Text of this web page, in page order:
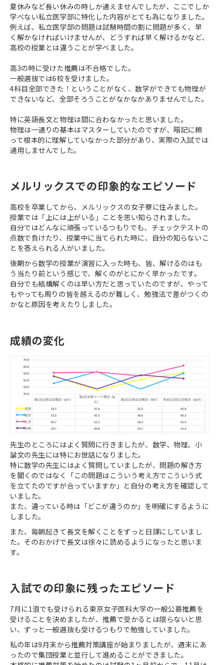
夏休みなど長い休みの時しか通えませんでしたが、ここでしか
学べない私立医学部に特化した内容がとても為になりました。
例えば、私立医学部の問題は試験時間の割に問題が多く、早
く解かなければいけませんが、どうすれば早く解けるかなど、
高校の授業とは違うことが学べました。
高3の時に受けた推薦は不合格でした。
一般選抜では6校を受けました。
4科目全部できた！ということがなく、数学ができても物理が
できないなど、全部そろうことがなかなかありませんでした。
特に英語長文と物理は間に合わなかったと思いました。
物理は一通りの基本はマスターしていたのですが、暗記に頼
って根本的に理解していなかった部分があり、実際の入試では
通用しませんでした。
メルリックスでの印象的なエピソード
高校を卒業してから、メルリックスの女子寮に住みました。
授業では「上には上がいる」ことを思い知らされました。
自分ではどんなに頑張っているつもりでも、チェックテストの
点数で負けたり、授業中に当てられた時に、自分の知らないこ
とを答えられる人がいました。
後期から数学の授業が演習に入った時も、皆、解けるのはも
う当たり前という感じで、解くのがとにかく早かったです。
自分でも結構解くのは早い方だと思っていたのですが、やって
もやっても周りの皆を越えるのが難しく、勉強法で差がつくの
かなと原因を考えたりしました。
成績の変化
先生のところにはよく質問に行きましたが、数学、物理、小
論文の先生には特にお世話になりました。
特に数学の先生にはよく質問していましたが、問題の解き方
を聞くのではなく「この問題はこういう考え方でこういう式
を立てたのですが合っていますか」と自分の考え方を確認して
いました。
また、違っている時は「どこが違うのか」を明確にするように
しました。
また、毎朝起きて長文を解くことをずっと日課にしていまし
た。そのおかげで長文は徐々に読めるようになったと思いま
す。
入試での印象に残ったエピソード
7月に1浪でも受けられる東京女子医科大学の一般公募推薦を
受けることを決めましたが、推薦で受かるとは限らないと思
い、ずっと一般選抜も受けるつもりで勉強していました。
私の年は9月末から推薦対策講座が始まりましたが、週末にあ
ったので集団授業と並行して進めることができました。